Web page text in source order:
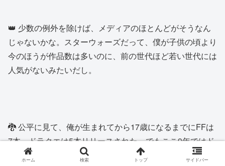
👑 少数の例外を除けば、メディアのほとんどがそうなん
じゃないかな。スターウォーズだって、僕が子供の頃より
今のほうが作品数は多いのに、前の世代ほど若い世代には
人気がないみたいだし。
🐉 公平に見て、俺が生まれてから17歳になるまでにFFは
7本、ドラクエは5本リリースされた。でもここ9年ではド
ラクエは0本、FFは1本だ。俺がどちらも遊び始めたのは
ホーム 検索 トップ サイドバー